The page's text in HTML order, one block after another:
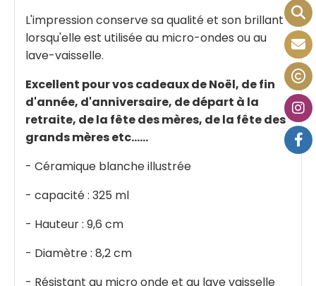
L'impression conserve sa qualité et son brillant
lorsqu'elle est utilisée au micro-ondes ou au
lave-vaisselle.
Excellent pour vos cadeaux de Noël, de fin
d'année, d'anniversaire, de départ à la
retraite, de la fête des mères, de la fête des
grands mères etc......
- Céramique blanche illustrée
- capacité : 325 ml
- Hauteur : 9,6 cm
- Diamètre : 8,2 cm
- Résistant au micro onde et au lave vaisselle